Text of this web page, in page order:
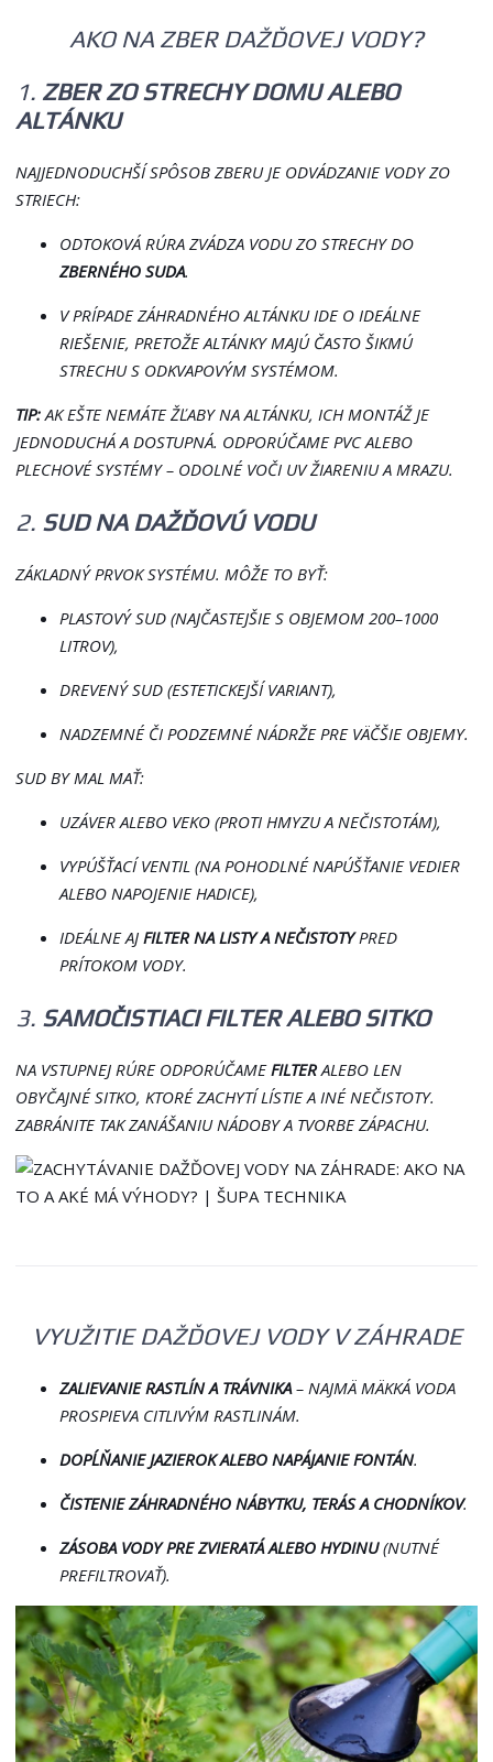
AKO NA ZBER DAŽĎOVEJ VODY?
1. ZBER ZO STRECHY DOMU ALEBO
ALTÁNKU
NAJJEDNODUCHŠÍ SPÔSOB ZBERU JE ODVÁDZANIE VODY ZO
STRIECH:
ODTOKOVÁ RÚRA ZVÁDZA VODU ZO STRECHY DO
ZBERNÉHO SUDA.
V PRÍPADE ZÁHRADNÉHO ALTÁNKU IDE O IDEÁLNE
RIEŠENIE, PRETOŽE ALTÁNKY MAJÚ ČASTO ŠIKMÚ
STRECHU S ODKVAPOVÝM SYSTÉMOM.
TIP:AK EŠTE NEMÁTE ŽĽABY NA ALTÁNKU, ICH MONTÁŽ JE
JEDNODUCHÁ A DOSTUPNÁ. ODPORÚČAME PVC ALEBO
PLECHOVÉ SYSTÉMY – ODOLNÉ VOČI UV ŽIARENIU A MRAZU.
2. SUD NA DAŽĎOVÚ VODU
ZÁKLADNÝ PRVOK SYSTÉMU. MÔŽE TO BYŤ:
PLASTOVÝ SUD (NAJČASTEJŠIE S OBJEMOM 200–1000
LITROV),
DREVENÝ SUD (ESTETICKEJŠÍ VARIANT),
NADZEMNÉ ČI PODZEMNÉ NÁDRŽE PRE VÄČŠIE OBJEMY.
SUD BY MAL MAŤ:
UZÁVER ALEBO VEKO (PROTI HMYZU A NEČISTOTÁM),
VYPÚŠŤACÍ VENTIL (NA POHODLNÉ NAPÚŠŤANIE VEDIER
ALEBO NAPOJENIE HADICE),
IDEÁLNE AJ FILTER NA LISTY A NEČISTOTYPRED
PRÍTOKOM VODY.
3. SAMOČISTIACI FILTER ALEBO SITKO
NA VSTUPNEJ RÚRE ODPORÚČAMEFILTERALEBO LEN
OBYČAJNÉ SITKO, KTORÉ ZACHYTÍ LÍSTIE A INÉ NEČISTOTY.
ZABRÁNITE TAK ZANÁŠANIU NÁDOBY A TVORBE ZÁPACHU.
VYUŽITIE DAŽĎOVEJ VODY V ZÁHRADE
ZALIEVANIE RASTLÍN A TRÁVNIKA– NAJMÄ MÄKKÁ VODA
PROSPIEVA CITLIVÝM RASTLINÁM.
DOPĹŇANIE JAZIEROK ALEBO NAPÁJANIE FONTÁN.
ČISTENIE ZÁHRADNÉHO NÁBYTKU, TERÁS A CHODNÍKOV.
ZÁSOBA VODY PRE ZVIERATÁ ALEBO HYDINU(NUTNÉ
PREFILTROVAŤ).